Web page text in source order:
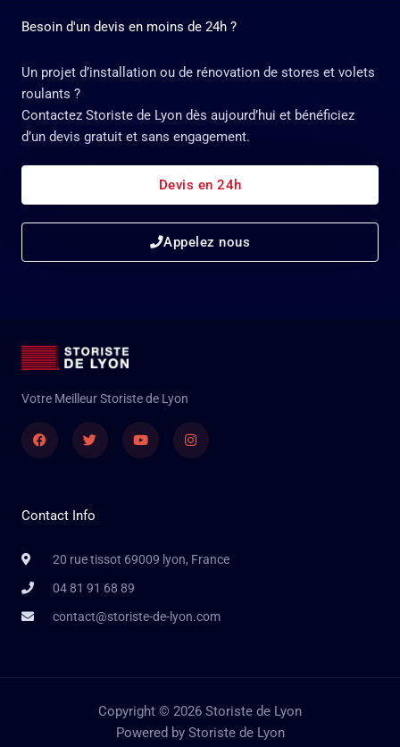
Besoin d'un devis en moins de 24h ?
Un projet d’installation ou de rénovation de stores et volets
roulants ?
Contactez Storiste de Lyon dès aujourd’hui et bénéficiez
d’un devis gratuit et sans engagement.
Devis en 24h
Appelez nous
Votre Meilleur Storiste de Lyon
FacebookTwitter Youtube Instagram
Contact Info
20 rue tissot 69009 lyon, France
04 81 91 68 89
contact@storiste-de-lyon.com
Copyright © 2026 Storiste de Lyon
Powered by Storiste de Lyon